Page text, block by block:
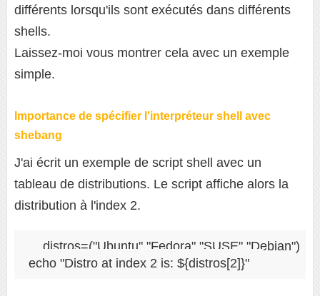
différents lorsqu'ils sont exécutés dans différents
shells.
Laissez-moi vous montrer cela avec un exemple
simple.
Importance de spécifier l'interpréteur shell avec
shebang
J'ai écrit un exemple de script shell avec un
tableau de distributions. Le script affiche alors la
distribution à l'index 2.
distros=("Ubuntu" "Fedora" "SUSE" "Debian")
echo "Distro at index 2 is: ${distros[2]}"